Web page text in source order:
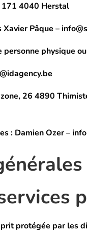
171 4040 Herstal
Xavier Pâque –
physique
26 4890
: Damien Ozer –
protégée par les